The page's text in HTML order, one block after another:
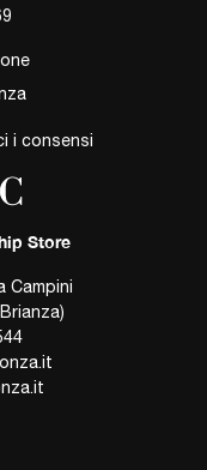
i consensi
Store
Campini